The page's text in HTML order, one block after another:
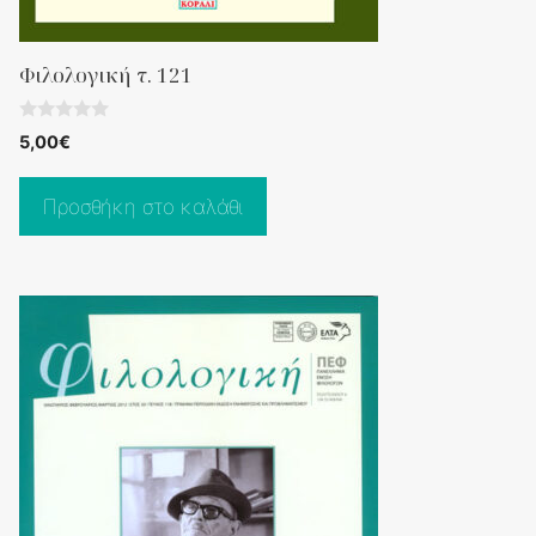
Φιλολογική τ. 121
0
o
5
5,00€
Προσθήκη στο καλάθι